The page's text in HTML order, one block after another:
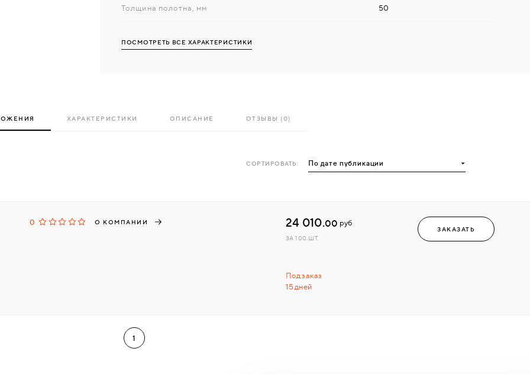
Толщина полотна, мм 50
ПОСМОТРЕТЬ ВСЕ ХАРАКТЕРИСТИКИ
ХАРАКТЕРИСТИКИ ОПИСАНИЕ ОТЗЫВЫ (0)
СОРТИРОВАТЬ:
0 О КОМПАНИИ
Под заказ
15 дней
24 010.00 руб
ЗА 100 ШТ.
ЗАКАЗАТЬ
1